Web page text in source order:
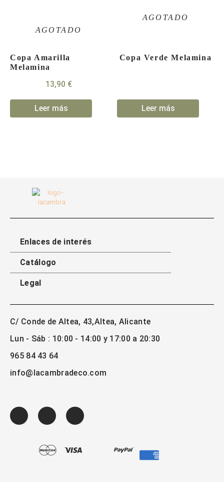
Copa Amarilla
Melamina
13,90 €
Leer más
Copa Verde Melamina
Leer más
Enlaces de interés​
Catálogo
Legal
C/ Conde de Altea, 43,Altea, Alicante
Lun - Sáb : 10:00 - 14:00 y 17:00 a 20:30
965 84 43 64
info@lacambradeco.com